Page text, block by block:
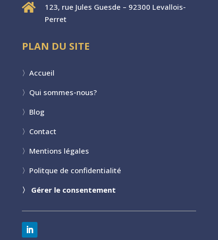

123, rue Jules Guesde – 92300 Levallois-
Perret
PLAN DU SITE
〉 Accueil
〉 Qui sommes-nous?
〉 Blog
〉 Contact
〉 Mentions légales
〉 Politque de confidentialité
〉 Gérer le consentement